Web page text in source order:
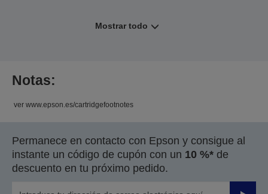
Mostrar todo
Notas:
ver www.epson.es/cartridgefootnotes
Permanece en contacto con Epson y consigue al
instante un código de cupón con un 10 %* de
descuento en tu próximo pedido.